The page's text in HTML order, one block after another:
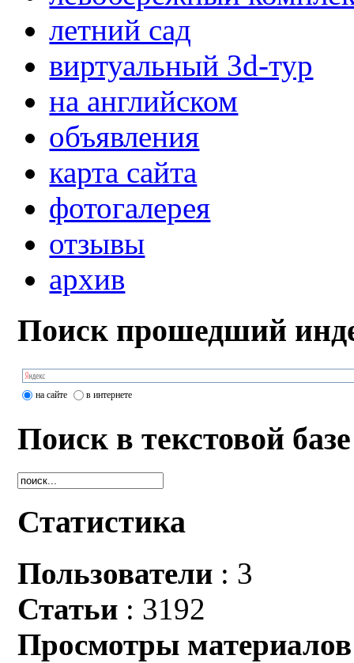
летний сад
виртуальный 3d-тур
на английском
объявления
карта сайта
фотогалерея
отзывы
архив
Поиск прошедший
на сайте в интернете
Поиск в текстовой базе
Статистика
Пользователи : 3
Статьи : 3192
Просмотры материалов